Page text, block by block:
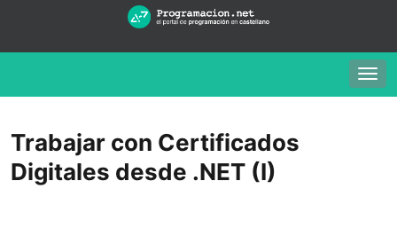
Trabajar con Certificados
Digitales desde .NET (I)